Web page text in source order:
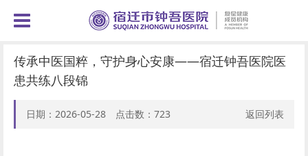
传承中医国粹，守护身心安康——宿迁钟吾医院医
患共练八段锦
日期：2026-05-28 点击数： 723 返回列表